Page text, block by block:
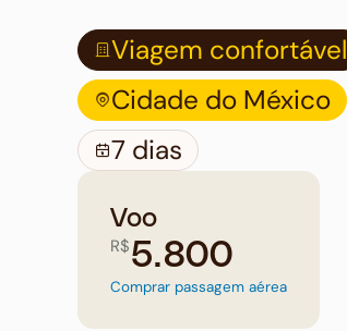
Viagem confortável
Cidade do México
7 dias
Voo
R$5.800
Comprar passagem aérea